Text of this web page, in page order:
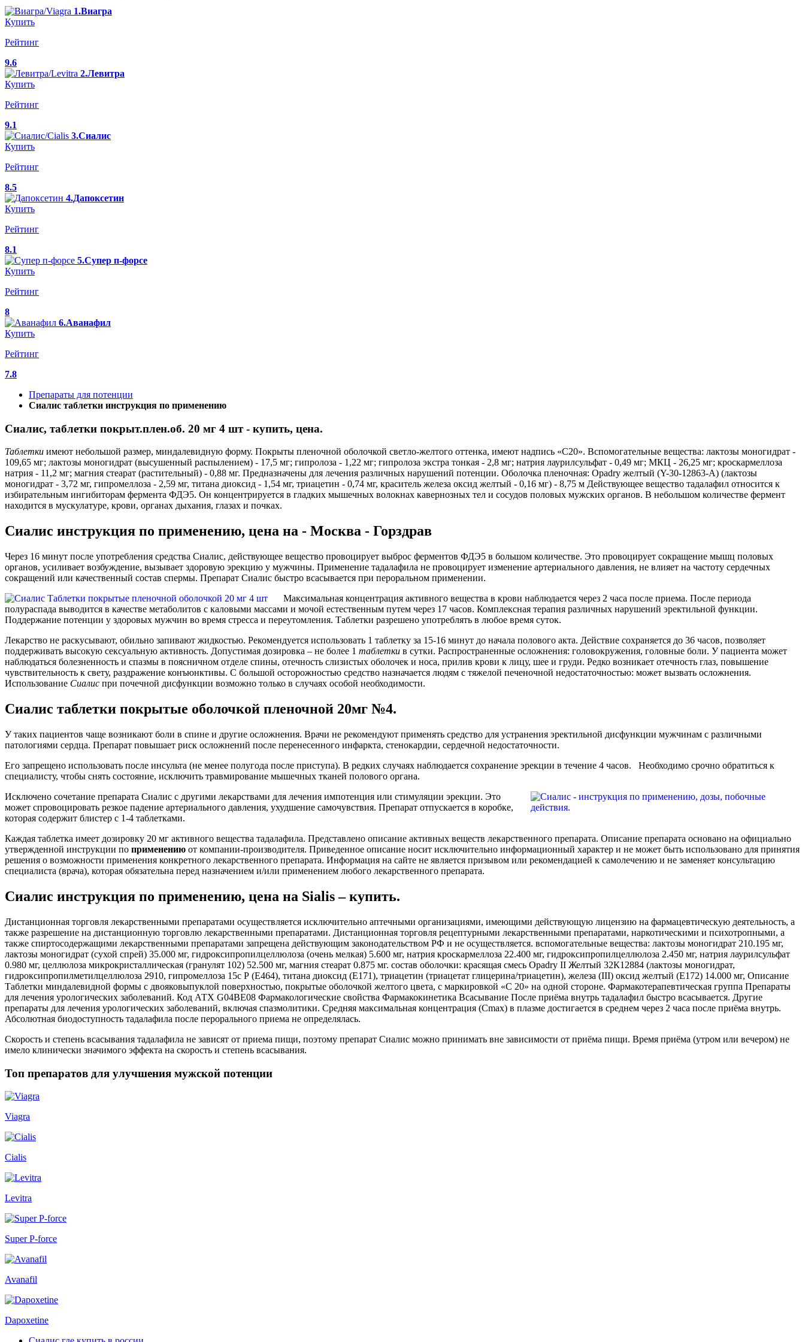
1.Виагра
Купить
Рейтинг
9.6
2.Левитра
Купить
Рейтинг
9.1
3.Сиалис
Купить
Рейтинг
8.5
4.Дапоксетин
Купить
Рейтинг
8.1
5.Супер п-форсе
Купить
Рейтинг
8
6.Аванафил
Купить
Рейтинг
7.8
Препараты для потенции
Сиалис таблетки инструкция по применению
Сиалис, таблетки покрыт.плен.об. 20 мг 4 шт - купить, цена.
Таблетки имеют небольшой размер, миндалевидную форму. Покрыты пленочной оболочкой светло-желтого оттенка, имеют надпись «С20». Вспомогательные вещества: лактозы моногидрат -
109,65 мг; лактозы моногидрат (высушенный распылением) - 17,5 мг; гипролоза - 1,22 мг; гипролоза экстра тонкая - 2,8 мг; натрия лаурилсульфат - 0,49 мг; МКЦ - 26,25 мг; кроскармеллоза
натрия - 11,2 мг; магния стеарат (растительный) - 0,88 мг. Предназначены для лечения различных нарушений потенции. Оболочка пленочная: Opadry желтый (Y-30-12863-A) (лактозы
моногидрат - 3,72 мг, гипромеллоза - 2,59 мг, титана диоксид - 1,54 мг, триацетин - 0,74 мг, краситель железа оксид желтый - 0,16 мг) - 8,75 м Действующее вещество тадалафил относится к
избирательным ингибиторам фермента ФДЭ5. Он концентрируется в гладких мышечных волокнах кавернозных тел и сосудов половых мужских органов. В небольшом количестве фермент
находится в мускулатуре, крови, органах дыхания, глазах и почках.
Сиалис инструкция по применению, цена на - Москва - Горздрав
Через 16 минут после употребления средства Сиалис, действующее вещество провоцирует выброс ферментов ФДЭ5 в большом количестве. Это провоцирует сокращение мышц половых
органов, усиливает возбуждение, вызывает здоровую эрекцию у мужчины. Применение тадалафила не провоцирует изменение артериального давления, не влияет на частоту сердечных
сокращений или качественный состав спермы. Препарат Сиалис быстро всасывается при пероральном применении.
Максимальная концентрация активного вещества в крови наблюдается через 2 часа после приема. После периода
полураспада выводится в качестве метаболитов с каловыми массами и мочой естественным путем через 17 часов. Комплексная терапия различных нарушений эректильной функции.
Поддержание потенции у здоровых мужчин во время стресса и переутомления. Таблетки разрешено употреблять в любое время суток.
Лекарство не раскусывают, обильно запивают жидкостью. Рекомендуется использовать 1 таблетку за 15-16 минут до начала полового акта. Действие сохраняется до 36 часов, позволяет
поддерживать высокую сексуальную активность. Допустимая дозировка – не более 1 таблетки в сутки. Распространенные осложнения: головокружения, головные боли. У пациента может
наблюдаться болезненность и спазмы в поясничном отделе спины, отечность слизистых оболочек и носа, прилив крови к лицу, шее и груди. Редко возникает отечность глаз, повышение
чувствительность к свету, раздражение конъюнктивы. С большой осторожностью средство назначается людям с тяжелой печеночной недостаточностью: может вызвать осложнения.
Использование Сиалис при почечной дисфункции возможно только в случаях особой необходимости.
Сиалис таблетки покрытые оболочкой пленочной 20мг №4.
У таких пациентов чаще возникают боли в спине и другие осложнения. Врачи не рекомендуют применять средство для устранения эректильной дисфункции мужчинам с различными
патологиями сердца. Препарат повышает риск осложнений после перенесенного инфаркта, стенокардии, сердечной недостаточности.
Его запрещено использовать после инсульта (не менее полугода после приступа). В редких случаях наблюдается сохранение эрекции в течение 4 часов. Необходимо срочно обратиться к
специалисту, чтобы снять состояние, исключить травмирование мышечных тканей полового органа.
Исключено сочетание препарата Сиалис с другими лекарствами для лечения импотенция или стимуляции эрекции. Это
может спровоцировать резкое падение артериального давления, ухудшение самочувствия. Препарат отпускается в коробке,
которая содержит блистер с 1-4 таблетками.
Каждая таблетка имеет дозировку 20 мг активного вещества тадалафила. Представлено описание активных веществ лекарственного препарата. Описание препарата основано на официально
утвержденной инструкции по применению от компании-производителя. Приведенное описание носит исключительно информационный характер и не может быть использовано для принятия
решения о возможности применения конкретного лекарственного препарата. Информация на сайте не является призывом или рекомендацией к самолечению и не заменяет консультацию
специалиста (врача), которая обязательна перед назначением и/или применением любого лекарственного препарата.
Сиалис инструкция по применению, цена на Sialis – купить.
Дистанционная торговля лекарственными препаратами осуществляется исключительно аптечными организациями, имеющими действующую лицензию на фармацевтическую деятельность, а
также разрешение на дистанционную торговлю лекарственными препаратами. Дистанционная торговля рецептурными лекарственными препаратами, наркотическими и психотропными, а
также спиртосодержащими лекарственными препаратами запрещена действующим законодательством РФ и не осуществляется. вспомогательные вещества: лактозы моногидрат 210.195 мг,
лактозы моногидрат (сухой спрей) 35.000 мг, гидроксипропилцеллюлоза (очень мелкая) 5.600 мг, натрия кроскармеллоза 22.400 мг, гидроксипропилцеллюлоза 2.450 мг, натрия лаурилсульфат
0.980 мг, целлюлоза микрокристаллическая (гранулят 102) 52.500 мг, магния стеарат 0.875 мг. состав оболочки: красящая смесь Opadry II Желтый 32К12884 (лактозы моногидрат,
гидроксипропилметилцеллюлоза 2910, гипромеллоза 15с Р (Е464), титана диоксид (Е171), триацетин (триацетат глицерина/триацетин), железа (III) оксид желтый (Е172) 14.000 мг, Описание
Таблетки миндалевидной формы с двояковыпуклой поверхностью, покрытые оболочкой желтого цвета, с маркировкой «С 20» на одной стороне. Фармакотерапевтическая группа Препараты
для лечения урологических заболеваний. Код АТХ G04BE08 Фармакологические свойства Фармакокинетика Всасывание После приёма внутрь тадалафил быстро всасывается. Другие
препараты для лечения урологических заболеваний, включая спазмолитики. Средняя максимальная концентрация (Сmax) в плазме достигается в среднем через 2 часа после приёма внутрь.
Абсолютная биодоступность тадалафила после перорального приема не определялась.
Скорость и степень всасывания тадалафила не зависят от приема пищи, поэтому препарат Сиалис можно принимать вне зависимости от приёма пищи. Время приёма (утром или вечером) не
имело клинически значимого эффекта на скорость и степень всасывания.
Топ препаратов для улучшения мужской потенции
Viagra
Cialis
Levitra
Super P-force
Avanafil
Dapoxetine